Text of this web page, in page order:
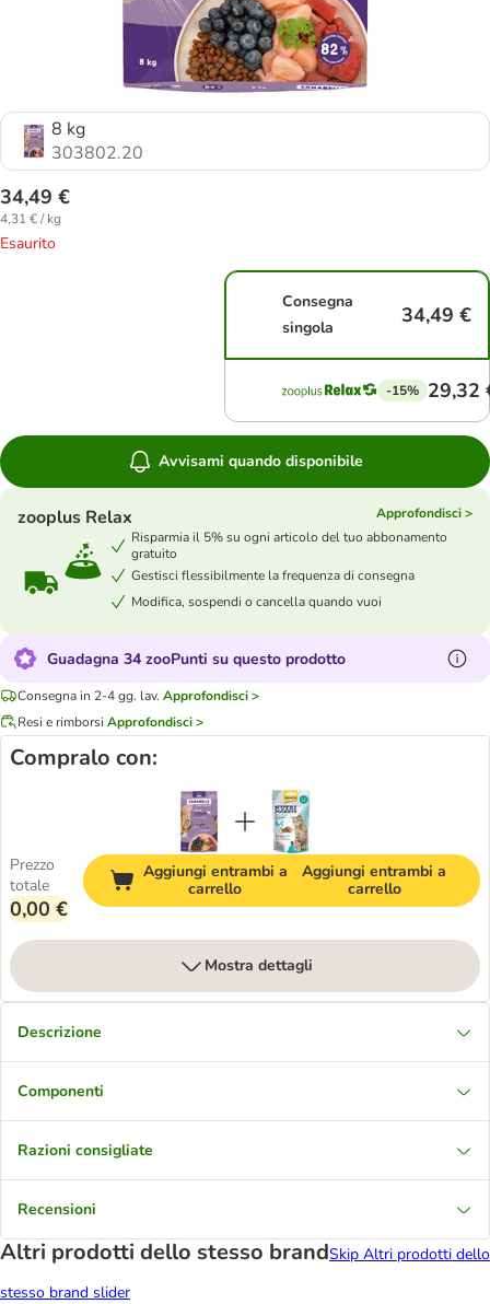
8 kg
303802.20
34,49 €
4,31 € / kg
Esaurito
Consegna
singola
34,49 €
-15% 29,32
Avvisami quando disponibile
zooplus Relax
Approfondisci >
Risparmia il 5% su ogni articolo del tuo abbonamento
gratuito
Gestisci flessibilmente la frequenza di consegna
Modifica, sospendi o cancella quando vuoi
Guadagna 34 zooPunti su questo prodotto
Consegna in 2-4 gg. lav. Approfondisci >
Resi e rimborsi Approfondisci >
Compralo con:
Prezzo
totale
0,00 €
Aggiungi entrambi a
carrello
Aggiungi entrambi a
carrello
Mostra dettagli
Descrizione
Componenti
Razioni consigliate
Recensioni
Altri prodotti dello stesso brandSkip Altri prodotti dello
stesso brand slider